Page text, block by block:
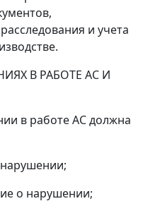
и учета
В РАБОТЕ АС И
в работе АС должна
о нарушении;